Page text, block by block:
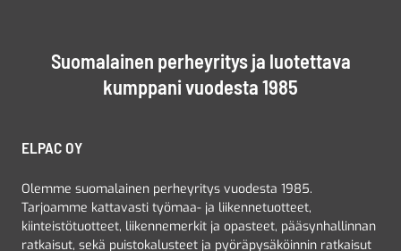
Suomalainen perheyritys ja luotettava
kumppani vuodesta 1985
ELPAC OY
Olemme suomalainen perheyritys vuodesta 1985.
Tarjoamme kattavasti työmaa- ja liikennetuotteet,
kiinteistötuotteet, liikennemerkit ja opasteet, pääsynhallinnan
ratkaisut, sekä puistokalusteet ja pyöräpysäköinnin ratkaisut